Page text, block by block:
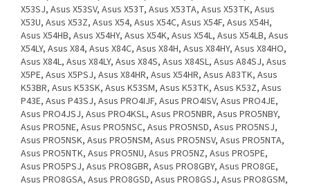
X53SJ, Asus X53SV, Asus X53T, Asus X53TA, Asus X53TK, Asus
X53U, Asus X53Z, Asus X54, Asus X54C, Asus X54F, Asus X54H,
Asus X54HB, Asus X54HY, Asus X54K, Asus X54L, Asus X54LB, Asus
X54LY, Asus X84, Asus X84C, Asus X84H, Asus X84HY, Asus X84HO,
Asus X84L, Asus X84LY, Asus X84S, Asus X84SL, Asus A84SJ, Asus
X5PE, Asus X5PSJ, Asus X84HR, Asus X54HR, Asus A83TK, Asus
K53BR, Asus K53SK, Asus K53SM, Asus K53TK, Asus K53Z, Asus
P43E, Asus P43SJ, Asus PRO4IJF, Asus PRO4ISV, Asus PRO4JE,
Asus PRO4JSJ, Asus PRO4KSL, Asus PRO5NBR, Asus PRO5NBY,
Asus PRO5NE, Asus PRO5NSC, Asus PRO5NSD, Asus PRO5NSJ,
Asus PRO5NSK, Asus PRO5NSM, Asus PRO5NSV, Asus PRO5NTA,
Asus PRO5NTK, Asus PRO5NU, Asus PRO5NZ, Asus PRO5PE,
Asus PRO5PSJ, Asus PRO8GBR, Asus PRO8GBY, Asus PRO8GE,
Asus PRO8GSA, Asus PRO8GSD, Asus PRO8GSJ, Asus PRO8GSM,